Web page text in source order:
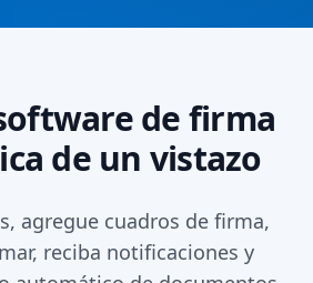
de firma
de un vistazo
agregue cuadros de firma,
reciba notificaciones y